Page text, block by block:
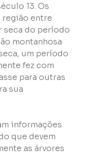
13. Os
região entre
seca do período
montanhosa
um período
fez com
para outras
sua
informações
que devem
as árvores